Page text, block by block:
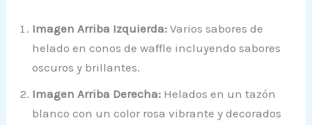
Imagen Arriba Izquierda: Varios sabores de
helado en conos de waffle incluyendo sabores
oscuros y brillantes.
Imagen Arriba Derecha: Helados en un tazón
blanco con un color rosa vibrante y decorados